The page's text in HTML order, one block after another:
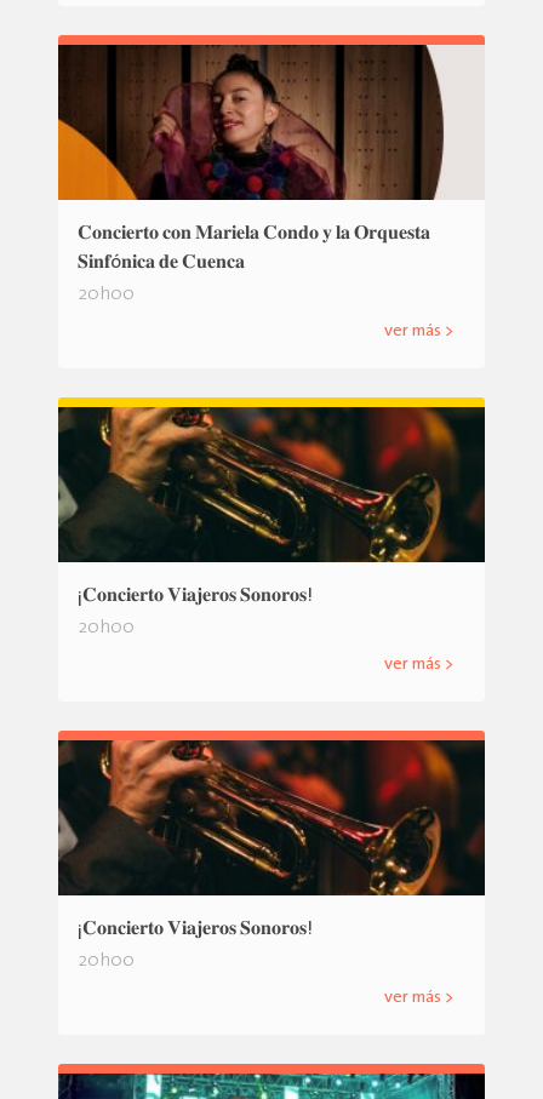
𝐂𝐨𝐧𝐜𝐢𝐞𝐫𝐭𝐨 𝐜𝐨𝐧 𝐌𝐚𝐫𝐢𝐞𝐥𝐚 𝐂𝐨𝐧𝐝𝐨 𝐲 𝐥𝐚 𝐎𝐫𝐪𝐮𝐞𝐬𝐭𝐚
𝐒𝐢𝐧𝐟ó𝐧𝐢𝐜𝐚 𝐝𝐞 𝐂𝐮𝐞𝐧𝐜𝐚
20h00
ver más >
¡𝐂𝐨𝐧𝐜𝐢𝐞𝐫𝐭𝐨 𝐕𝐢𝐚𝐣𝐞𝐫𝐨𝐬 𝐒𝐨𝐧𝐨𝐫𝐨𝐬!
20h00
ver más >
¡𝐂𝐨𝐧𝐜𝐢𝐞𝐫𝐭𝐨 𝐕𝐢𝐚𝐣𝐞𝐫𝐨𝐬 𝐒𝐨𝐧𝐨𝐫𝐨𝐬!
20h00
ver más >